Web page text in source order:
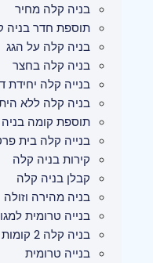
בניה קלה מחיר
תוספת חדר בניה
בניה קלה על הגג
בניה קלה בחצר
בנייה קלה יחידת
בניה קלה ללא
תוספת קומה בניה
בנייה קלה בית
קירות בניה קלה
קבלן בניה קלה
בניה מהירה וזולה
בנייה טרומית
בניה קלה 2 קומות
בנייה טרומית